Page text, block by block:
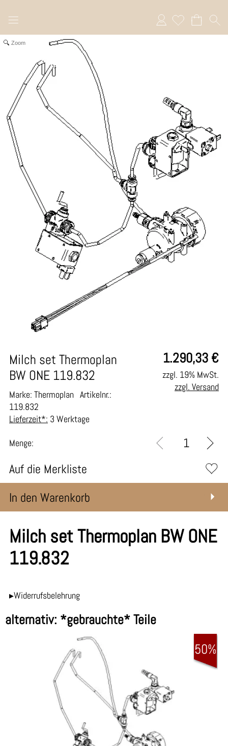
Anmelden
Zoom
1.290,33 €
Milch set Thermoplan
BW ONE 119.832
Marke: Thermoplan Artikelnr.:
119.832
Lieferzeit*: 3 Werktage
zzgl. 19% MwSt.
zzgl. Versand
Menge:
Auf die Merkliste
In den Warenkorb
Milch set Thermoplan BW ONE
119.832
▸Widerrufsbelehrung
alternativ: *gebrauchte* Teile
50%